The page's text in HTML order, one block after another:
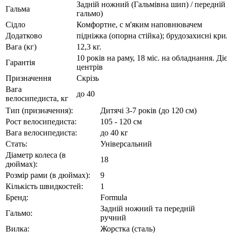
Гальма
Задній ножний (Гальмівна шип) / передній
гальмо)
Сідло
Комфортне, с м'яким наповнювачем
Додатково
підніжка (опорна стійка); брудозахисні
Вага (кг)
12,3 кг.
Гарантія
10 років на раму, 18 міс. на обладнання.
центрів
Призначення
Скрізь
Вага
велосипедиста, кг
до 40
Тип (призначення):
Дитячі 3-7 років (до 120 см)
Рост велосипедиста:
105 - 120 см
Вага велосипедиста:
до 40 кг
Стать:
Універсальний
Діаметр колеса (в
дюймах):
18
Розмір рами (в дюймах):
9
Кількість швидкостей:
1
Бренд:
Formula
Гальмо:
Задній ножний та передній
ручний
Вилка:
Жорстка (сталь)